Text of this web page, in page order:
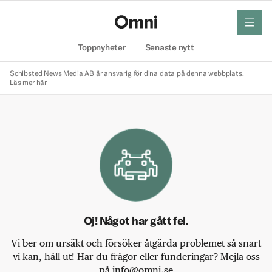
Toppnyheter Senaste nytt
meny
Schibsted News Media AB är ansvarig för dina data på denna webbplats.
Läs mer här
Oj! Något har gått fel.
Vi ber om ursäkt och försöker åtgärda problemet så snart
vi kan, håll ut! Har du frågor eller funderingar? Mejla oss